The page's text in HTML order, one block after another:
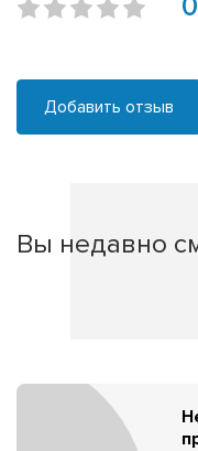
Добавить отзыв
Вы недавно